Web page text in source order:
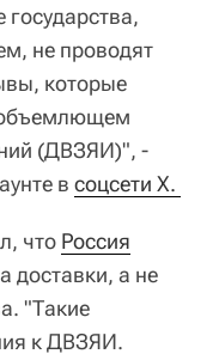
государства,
не проводят
которые
(ДВЗЯИ)", -
в соцсети Х.
что Россия
доставки, а не
"Такие
к ДВЗЯИ.